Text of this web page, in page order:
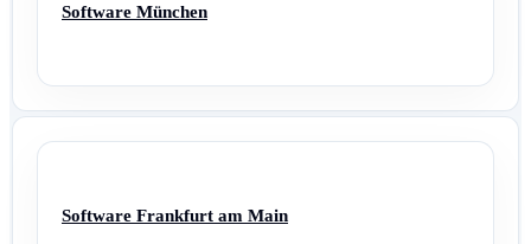
Software München
Software Frankfurt am Main